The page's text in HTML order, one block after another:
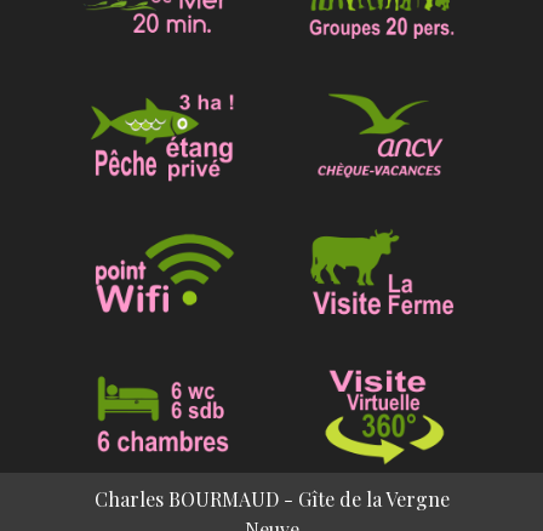
Charles BOURMAUD - Gîte de la Vergne